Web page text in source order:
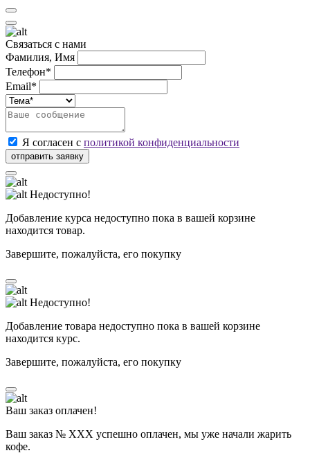
Связаться с нами
Фамилия, Имя
Телефон*
Email*
Я согласен с политикой конфиденциальности
Недоступно!
Добавление курса недоступно пока в вашей корзине
находится товар.
Завершите, пожалуйста, его покупку
Недоступно!
Добавление товара недоступно пока в вашей корзине
находится курс.
Завершите, пожалуйста, его покупку
Ваш заказ оплачен!
Ваш заказ № ХХХ успешно оплачен, мы уже начали жарить
кофе.